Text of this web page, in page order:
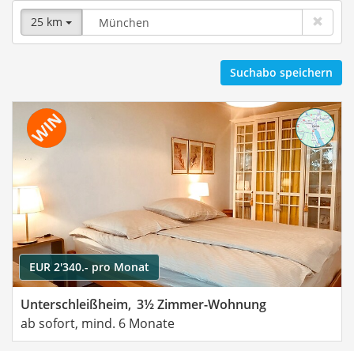
25 km
Suchabo speichern
EUR 2'340.- pro Monat
Unterschleißheim, 3½ Zimmer-Wohnung
ab sofort, mind. 6 Monate